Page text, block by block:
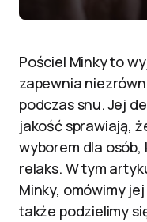
Pościel Minky to
zapewnia
podczas snu. Jej
jakość sprawiają,
wyborem dla
relaks. W tym
Minky, omówimy
także podzielimy